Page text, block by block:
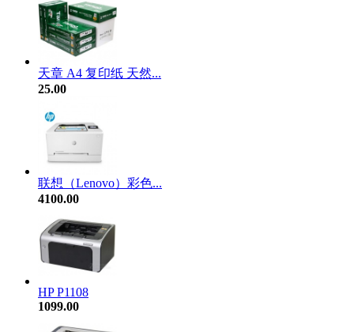
天章 A4 复印纸 天然...
25.00
联想（Lenovo）彩色...
4100.00
HP P1108
1099.00